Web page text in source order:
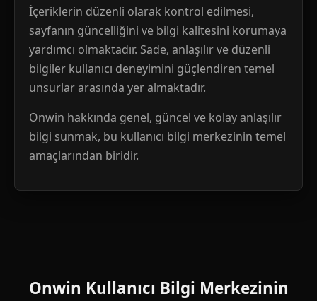
İçeriklerin düzenli olarak kontrol edilmesi,
sayfanın güncelliğini ve bilgi kalitesini korumaya
yardımcı olmaktadır. Sade, anlaşılır ve düzenli
bilgiler kullanıcı deneyimini güçlendiren temel
unsurlar arasında yer almaktadır.
Onwin hakkında genel, güncel ve kolay anlaşılır
bilgi sunmak, bu kullanıcı bilgi merkezinin temel
amaçlarından biridir.
Onwin Kullanıcı Bilgi Merkezinin